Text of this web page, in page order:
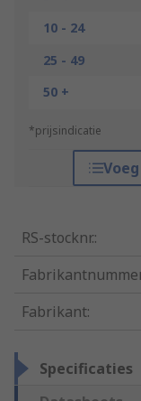
10 - 24
25 - 49
50 +
*prijsindicatie
RS-stocknr.:
Fabrikant:
Specificaties